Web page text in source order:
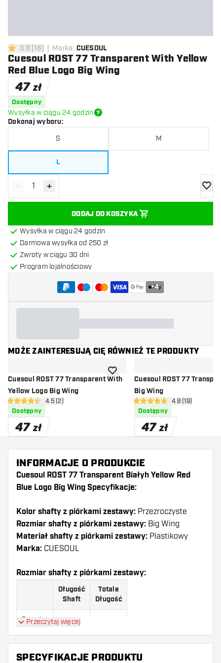
3.9 gwiazdki oceny
3.9 [16] Marka: CUESOUL
Cuesoul ROST 77 Transparent With Yellow
Red Blue Logo Big Wing
47 zł
Dostępny
Wysyłka w ciągu 24 godzin
Dokonaj wyboru:
S M
L
Zmniejsz ilość
- Zwiększ ilość
+
DODAJ DO KOSZYKA
Wysyłka w ciągu 24 godzin
Darmowa wysyłka od 250 zł
Zwroty w ciągu 30 dni
Program lojalnościowy
+4
MOŻE ZAINTERESUJĄ CIĘ RÓWNIEŻ TE PRODUKTY
Cuesoul ROST 77 Transparent With
Yellow Logo Big Wing
otwórz panel recenzji
4.5 gwiazdki oceny
4.5 (2)
Dostępny
47 zł
dodaj do listy życzeń
Cuesoul ROST 77
Big Wing
otwórz panel
4.8 gwiazdki oceny
4.8 (19)
Dostępny
47 zł
INFORMACJE O PRODUKCIE
Cuesoul ROST 77 Transparent Białyh Yellow Red
Blue Logo Big Wing Specyfikacje:
Kolor shafty z piórkami zestawy: Przezroczyste
Rozmiar shafty z piórkami zestawy: Big Wing
Materiał shafty z piórkami zestawy: Plastikowy
Marka: CUESOUL
Rozmiar shafty z piórkami zestawy:
Długość
Shaft
Totale
Długość
Rozmiar
23 mm
M
28 mm 69 mm
Przeczytaj więcej
SPECYFIKACJE PRODUKTU